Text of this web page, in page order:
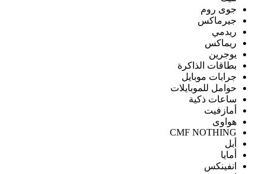
جوى روم
جيرماكس
ريدمي
ريماكس
يوجرين
بطاقات الذاكرة
جرابات موبايل
حوامل للموبايلات
ساعات ذكية
أمازفيت
هواوى
CMF NOTHING
أبل
أمايا
انفينكس